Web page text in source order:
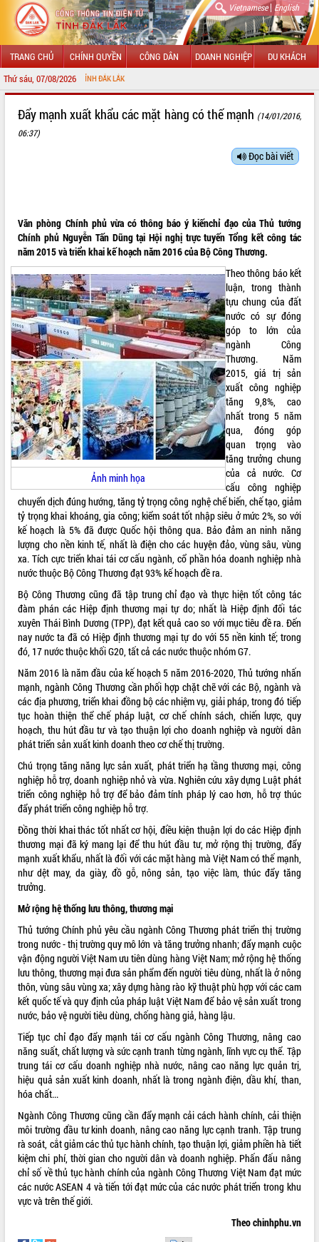
Vietnamese| English
TRANG CHỦ CHÍNH QUYỀN CÔNG DÂN DOANH NGHIỆP DU KHÁCH
Thứ sáu, 07/08/2026
LÃNH ĐẠO UBND TỈNH
UBND CÁC XÃ, PHƯỜNG
THÔNG TIN CHỈ ĐẠO ĐIỀU HÀNH
HỆ THỐNG VĂN BẢN
VĂN BẢN HĐND TỈNH
ĐIỂM TIN VĂN BẢN
QUY HOẠCH - KẾ HOẠCH
VIDEO
Không có file video nào để phát.
ALBUM ẢNH
LIÊN KẾT WEB
THỐNG KÊ TRUY CẬP
Hôm nay: 14154
Tất cả: 66026894
Đẩy mạnh xuất khẩu các mặt hàng có thế mạnh (14/01/2016,
06:37)
Đọc bài viết
Văn phòng Chính phủ vừa có thông báo ý kiếnchỉ đạo của Thủ tướng
Chính phủ Nguyễn Tấn Dũng tại Hội nghị trực tuyến Tổng kết công tác
năm 2015 và triển khai kế hoạch năm 2016 của Bộ Công Thương.
Ảnh minh họa
Theo thông báo kết
luận, trong thành
tựu chung của đất
nước có sự đóng
góp to lớn của
ngành Công
Thương. Năm
2015, giá trị sản
xuất công nghiệp
tăng 9,8%, cao
nhất trong 5 năm
qua, đóng góp
quan trọng vào
tăng trưởng chung
của cả nước. Cơ
cấu công nghiệp
chuyển dịch đúng hướng, tăng tỷ trọng công nghệ chế biến, chế tạo, giảm
tỷ trọng khai khoáng, gia công; kiểm soát tốt nhập siêu ở mức 2%, so với
kế hoạch là 5% đã được Quốc hội thông qua. Bảo đảm an ninh năng
lượng cho nền kinh tế, nhất là điện cho các huyện đảo, vùng sâu, vùng
xa. Tích cực triển khai tái cơ cấu ngành, cổ phần hóa doanh nghiệp nhà
nước thuộc Bộ Công Thương đạt 93% kế hoạch đề ra.
Bộ Công Thương cũng đã tập trung chỉ đạo và thực hiện tốt công tác
đàm phán các Hiệp định thương mại tự do; nhất là Hiệp định đối tác
xuyên Thái Bình Dương (TPP), đạt kết quả cao so với mục tiêu đề ra. Đến
nay nước ta đã có Hiệp định thương mại tự do với 55 nền kinh tế; trong
đó, 17 nước thuộc khối G20, tất cả các nước thuộc nhóm G7.
Năm 2016 là năm đầu của kế hoạch 5 năm 2016-2020, Thủ tướng nhấn
mạnh, ngành Công Thương cần phối hợp chặt chẽ với các Bộ, ngành và
các địa phương, triển khai đồng bộ các nhiệm vụ, giải pháp, trong đó tiếp
tục hoàn thiện thể chế pháp luật, cơ chế chính sách, chiến lược, quy
hoạch, thu hút đầu tư và tạo thuận lợi cho doanh nghiệp và người dân
phát triển sản xuất kinh doanh theo cơ chế thị trường.
Chú trọng tăng năng lực sản xuất, phát triển hạ tầng thương mại, công
nghiệp hỗ trợ, doanh nghiệp nhỏ và vừa. Nghiên cứu xây dựng Luật phát
triển công nghiệp hỗ trợ để bảo đảm tính pháp lý cao hơn, hỗ trợ thúc
đẩy phát triển công nghiệp hỗ trợ.
Đồng thời khai thác tốt nhất cơ hội, điều kiện thuận lợi do các Hiệp định
thương mại đã ký mang lại để thu hút đầu tư, mở rộng thị trường, đẩy
mạnh xuất khẩu, nhất là đối với các mặt hàng mà Việt Nam có thế mạnh,
như dệt may, da giày, đồ gỗ, nông sản, tạo việc làm, thúc đẩy tăng
trưởng.
Mở rộng hệ thống lưu thông, thương mại
Thủ tướng Chính phủ yêu cầu ngành Công Thương phát triển thị trường
trong nước - thị trường quy mô lớn và tăng trưởng nhanh; đẩy mạnh cuộc
vận động người Việt Nam ưu tiên dùng hàng Việt Nam; mở rộng hệ thống
lưu thông, thương mại đưa sản phẩm đến người tiêu dùng, nhất là ở nông
thôn, vùng sâu vùng xa; xây dựng hàng rào kỹ thuật phù hợp với các cam
kết quốc tế và quy định của pháp luật Việt Nam để bảo vệ sản xuất trong
nước, bảo vệ người tiêu dùng, chống hàng giả, hàng lậu.
Tiếp tục chỉ đạo đẩy mạnh tái cơ cấu ngành Công Thương, nâng cao
năng suất, chất lượng và sức cạnh tranh từng ngành, lĩnh vực cụ thể. Tập
trung tái cơ cấu doanh nghiệp nhà nước, nâng cao năng lực quản trị,
hiệu quả sản xuất kinh doanh, nhất là trong ngành điện, dầu khí, than,
hóa chất...
Ngành Công Thương cũng cần đẩy mạnh cải cách hành chính, cải thiện
môi trường đầu tư kinh doanh, nâng cao năng lực cạnh tranh. Tập trung
rà soát, cắt giảm các thủ tục hành chính, tạo thuận lợi, giảm phiền hà tiết
kiệm chi phí, thời gian cho người dân và doanh nghiệp. Phấn đấu nâng
chỉ số về thủ tục hành chính của ngành Công Thương Việt Nam đạt mức
các nước ASEAN 4 và tiến tới đạt mức của các nước phát triển trong khu
vực và trên thế giới.
Theo chinhphu.vn